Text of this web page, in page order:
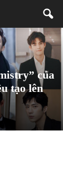
của
tạo lên